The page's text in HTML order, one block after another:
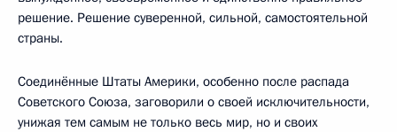
решение. Решение суверенной, сильной, самостоятельной
страны.
Соединённые Штаты Америки, особенно после распада
Советского Союза, заговорили о своей исключительности,
унижая тем самым не только весь мир, но и своих